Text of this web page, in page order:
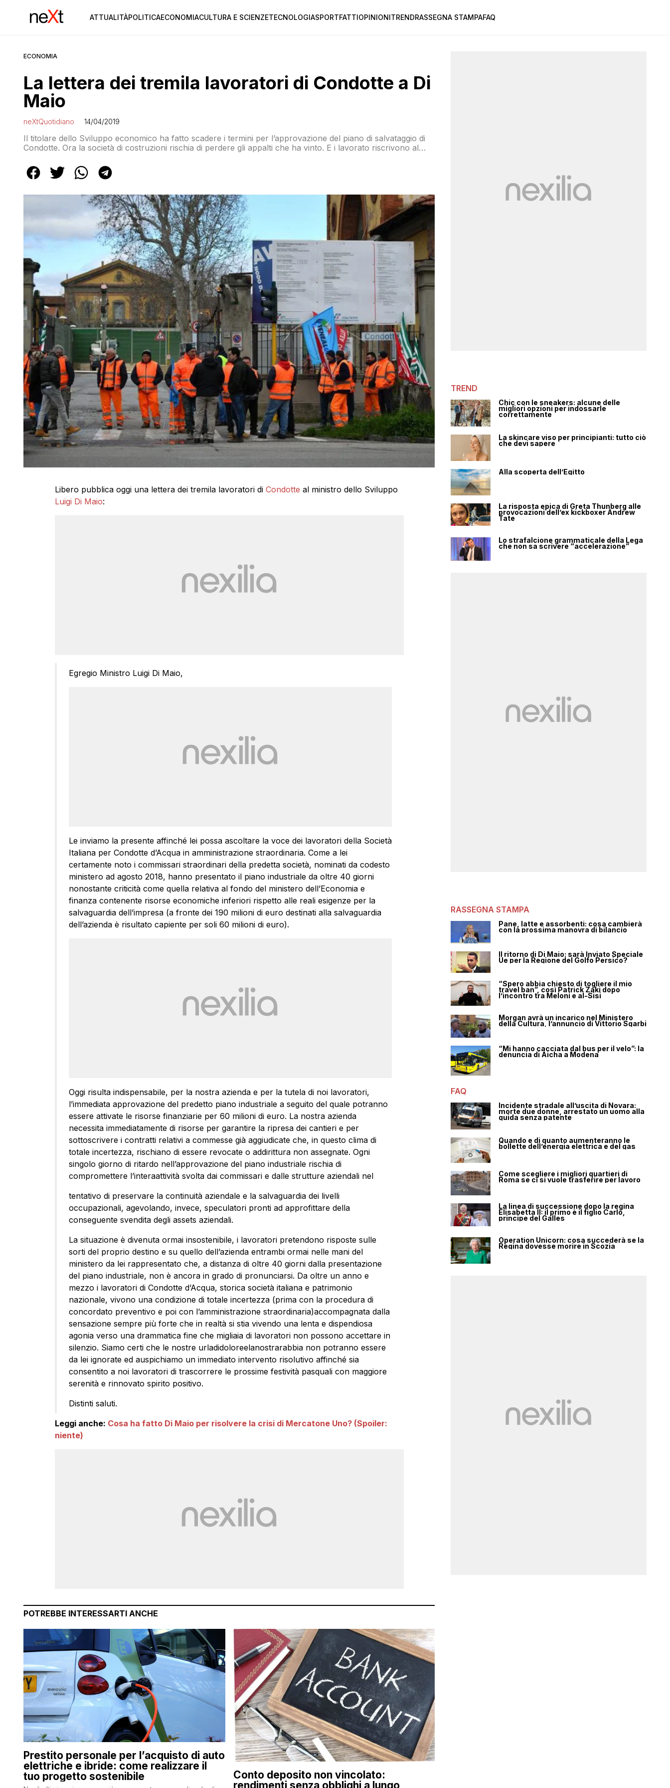
ATTUALITÀPOLITICAECONOMIACULTURA E SCIENZETECNOLOGIASPORTFATTIOPINIONITRENDRASSEGNA STAMPAFAQ
ECONOMIA
La lettera dei tremila lavoratori di Condotte a Di
Maio
neXtQuotidiano 14/04/2019
Il titolare dello Sviluppo economico ha fatto scadere i termini per l’approvazione del piano di salvataggio di
Condotte. Ora la società di costruzioni rischia di perdere gli appalti che ha vinto. E i lavorato riscrivono al
Libero pubblica oggi una lettera dei tremila lavoratori di Condotte al ministro dello Sviluppo
Luigi Di Maio:
Egregio Ministro Luigi Di Maio,
Le inviamo la presente affinché lei possa ascoltare la voce dei lavoratori della Società
Italiana per Condotte d’Acqua in amministrazione straordinaria. Come a lei
certamente noto i commissari straordinari della predetta società, nominati da codesto
ministero ad agosto 2018, hanno presentato il piano industriale da oltre 40 giorni
nonostante criticità come quella relativa al fondo del ministero dell’Economia e
finanza contenente risorse economiche inferiori rispetto alle reali esigenze per la
salvaguardia dell’impresa (a fronte dei 190 milioni di euro destinati alla salvaguardia
dell’azienda è risultato capiente per soli 60 milioni di euro).
Oggi risulta indispensabile, per la nostra azienda e per la tutela di noi lavoratori,
l’immediata approvazione del predetto piano industriale a seguito del quale potranno
essere attivate le risorse finanziarie per 60 milioni di euro. La nostra azienda
necessita immediatamente di risorse per garantire la ripresa dei cantieri e per
sottoscrivere i contratti relativi a commesse già aggiudicate che, in questo clima di
totale incertezza, rischiano di essere revocate o addirittura non assegnate. Ogni
singolo giorno di ritardo nell’approvazione del piano industriale rischia di
compromettere l’interaattività svolta dai commissari e dalle strutture aziendali nel
tentativo di preservare la continuità aziendale e la salvaguardia dei livelli
occupazionali, agevolando, invece, speculatori pronti ad approfittare della
conseguente svendita degli assets aziendali.
La situazione è divenuta ormai insostenibile, i lavoratori pretendono risposte sulle
sorti del proprio destino e su quello dell’azienda entrambi ormai nelle mani del
ministero da lei rappresentato che, a distanza di oltre 40 giorni dalla presentazione
del piano industriale, non è ancora in grado di pronunciarsi. Da oltre un anno e
mezzo i lavoratori di Condotte d’Acqua, storica società italiana e patrimonio
nazionale, vivono una condizione di totale incertezza (prima con la procedura di
concordato preventivo e poi con l’amministrazione straordinaria)accompagnata dalla
sensazione sempre più forte che in realtà si stia vivendo una lenta e dispendiosa
agonia verso una drammatica fine che migliaia di lavoratori non possono accettare in
silenzio. Siamo certi che le nostre urladidoloreelanostrarabbia non potranno essere
da lei ignorate ed auspichiamo un immediato intervento risolutivo affinché sia
consentito a noi lavoratori di trascorrere le prossime festività pasquali con maggiore
serenità e rinnovato spirito positivo.
Distinti saluti.
Leggi anche: Cosa ha fatto Di Maio per risolvere la crisi di Mercatone Uno? (Spoiler:
niente)
POTREBBE INTERESSARTI ANCHE
Prestito personale per l’acquisto di auto
elettriche e ibride: come realizzare il
tuo progetto sostenibile
Conto deposito non vincolato:
rendimenti senza obblighi a lungo
TREND
Chic con le sneakers: alcune delle
migliori opzioni per indossarle
correttamente
La skincare viso per principianti: tutto ciò
che devi sapere
Alla scoperta dell’Egitto
La risposta epica di Greta Thunberg alle
provocazioni dell’ex kickboxer Andrew
Tate
Lo strafalcione grammaticale della Lega
che non sa scrivere “accelerazione”
RASSEGNA STAMPA
Pane, latte e assorbenti: cosa cambierà
con la prossima manovra di bilancio
Il ritorno di Di Maio: sarà Inviato Speciale
Ue per la Regione del Golfo Persico?
“Spero abbia chiesto di togliere il mio
travel ban”, così Patrick Zaki dopo
l’incontro tra Meloni e al-Sisi
Morgan avrà un incarico nel Ministero
della Cultura, l’annuncio di Vittorio Sgarbi
“Mi hanno cacciata dal bus per il velo”: la
denuncia di Aicha a Modena
FAQ
Incidente stradale all’uscita di Novara:
morte due donne, arrestato un uomo alla
guida senza patente
Quando e di quanto aumenteranno le
bollette dell’energia elettrica e del gas
Come scegliere i migliori quartieri di
Roma se ci si vuole trasferire per lavoro
La linea di successione dopo la regina
Elisabetta II: il primo è il figlio Carlo,
principe del Galles
Operation Unicorn: cosa succederà se la
Regina dovesse morire in Scozia